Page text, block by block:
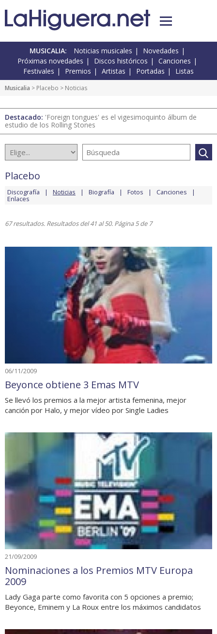
MUSICALIA: Noticias musicales
Novedades
Próximas novedades
Discos históricos
Canciones
Festivales
Premios Artistas Portadas Listas
Musicalia > Placebo > Noticias
Destacado: 'Foreign tongues' es el vigesimoquinto álbum de
estudio de los Rolling Stones
Placebo
Discografía Noticias Biografía Fotos Canciones
Enlaces
67 resultados. Resultados del 41 al 50. Página 5 de 7
06/11/2009
Beyonce obtiene 3 Emas MTV
Se llevó los premios a la mejor artista femenina, mejor
canción por Halo, y mejor vídeo por Single Ladies
21/09/2009
Nominaciones a los Premios MTV Europa
2009
Lady Gaga parte como favorita con 5 opciones a premio;
Beyonce, Eminem y La Roux entre los máximos candidatos